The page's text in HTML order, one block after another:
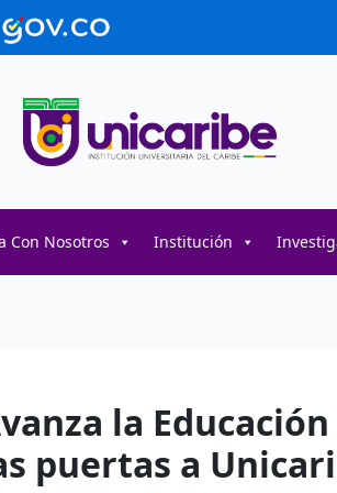
Con Nosotros Institución
la
puertas a